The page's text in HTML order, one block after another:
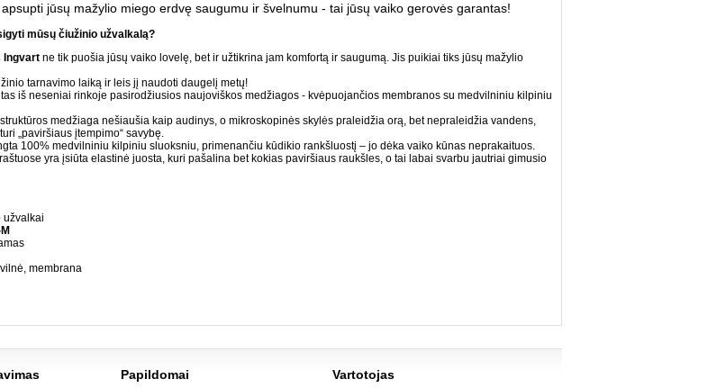
jūsų mažylio miego erdvę saugumu ir švelnumu - tai jūsų vaiko gerovės garantas!
mūsų čiužinio užvalkalą?
Ingvart ne tik puošia jūsų vaiko lovelę, bet ir užtikrina jam komfortą ir saugumą. Jis puikiai tiks jūsų mažylio
tarnavimo laiką ir leis jį naudoti daugelį metų!
iš neseniai rinkoje pasirodžiusios naujoviškos medžiagos - kvėpuojančios membranos su medvilniniu kilpiniu
medžiaga nešiaušia kaip audinys, o mikroskopinės skylės praleidžia orą, bet nepraleidžia vandens,
„paviršiaus įtempimo“ savybę.
100% medvilniniu kilpiniu sluoksniu, primenančiu kūdikio rankšluostį – jo dėka vaiko kūnas neprakaituos.
yra įsiūta elastinė juosta, kuri pašalina bet kokias paviršiaus raukšles, o tai labai svarbu jautriai gimusio
užvalkai
membrana
Papildomai Vartotojas